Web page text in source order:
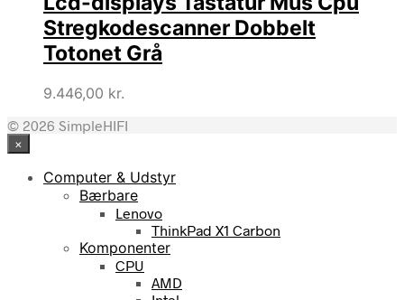
Stregkodescanner Dobbelt
Totonet Grå
9.446,00 kr.
© 2026 SimpleHIFI
×
Computer & Udstyr
Bærbare
Lenovo
ThinkPad X1 Carbon
Komponenter
CPU
AMD